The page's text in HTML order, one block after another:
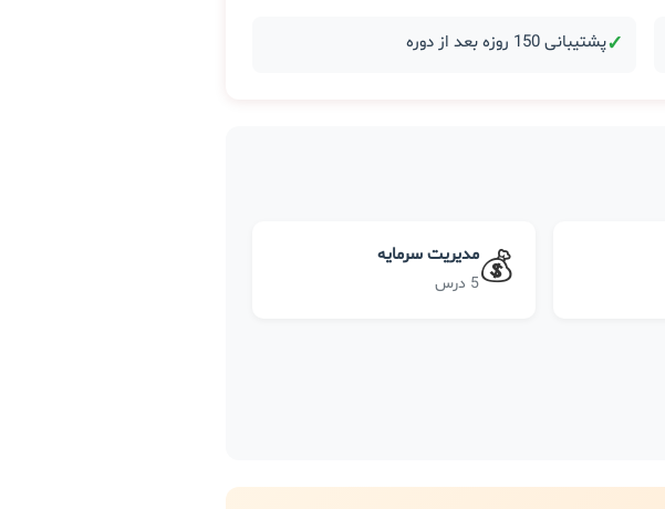
✓پشتیبانی 150 روزه بعد از دوره
💰مدیریت سرمایه
5 درس